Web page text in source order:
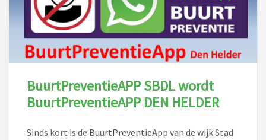
BuurtPreventieAPP SBDL wordt
BuurtPreventieAPP DEN HELDER
Sinds kort is de BuurtPreventieApp van de wijk Stad